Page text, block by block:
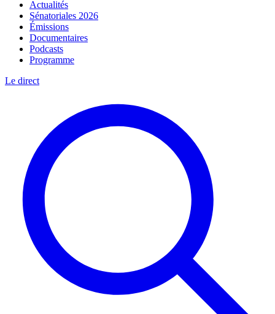
Actualités
Sénatoriales 2026
Émissions
Documentaires
Podcasts
Programme
Le direct